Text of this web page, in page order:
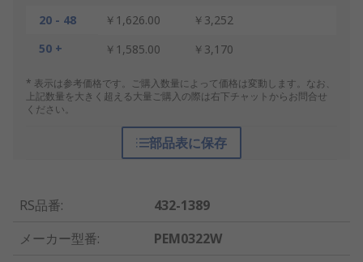
20 - 48
￥1,626.00
￥3,252
50 +
￥1,585.00 ￥3,170
* 表示は参考価格です。ご購入数量によって価格は変動します。なお、
上記数量を大きく超える大量ご購入の際は右下チャットからお問合せ
ください。
部品表に保存
RS品番:
432-1389
メーカー型番:
PEM0322W